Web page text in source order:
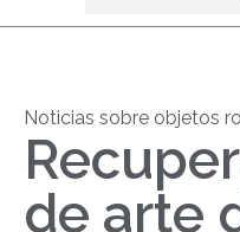
Noticias sobre objetos
de arte